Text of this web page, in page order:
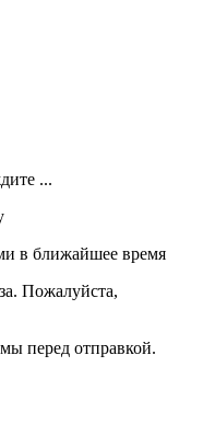
...
в ближайшее время
Пожалуйста,
перед отправкой.